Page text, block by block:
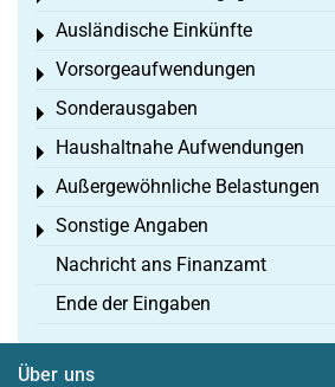
Ausländische Einkünfte
Toggle menu
Vorsorgeaufwendungen
Toggle menu
Sonderausgaben
Toggle menu
Haushaltnahe Aufwendungen
Toggle menu
Außergewöhnliche Belastungen
Toggle menu
Sonstige Angaben
Toggle menu
Nachricht ans Finanzamt
Ende der Eingaben
Über uns